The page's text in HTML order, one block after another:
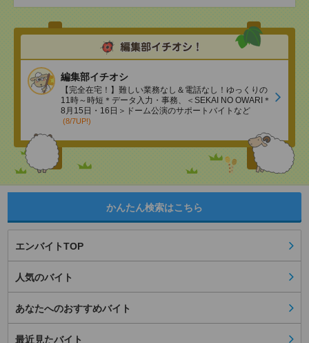
編集部イチオシ
【完全在宅！】難しい業務なし＆電話なし！ゆっくりの
11時～時短＊データ入力・事務、＜SEKAI NO OWARI＊
8月15日・16日＞ドーム公演のサポートバイトなど
(8/7UP!)
かんたん検索はこちら
エンバイトTOP
人気のバイト
あなたへのおすすめバイト
最近見たバイト